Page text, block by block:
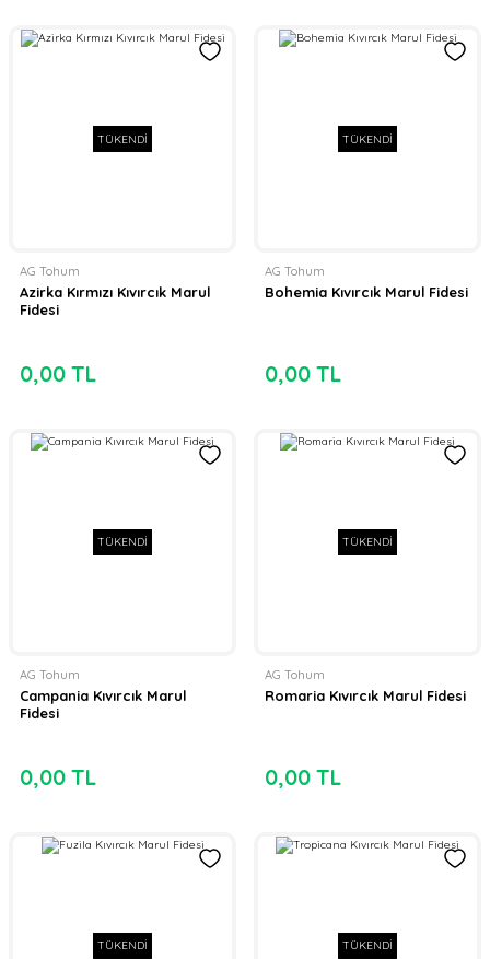
TÜKENDİ
AG Tohum
Azirka Kırmızı Kıvırcık Marul
Fidesi
0,00 TL
TÜKENDİ
AG Tohum
Bohemia Kıvırcık Marul Fidesi
0,00 TL
TÜKENDİ
AG Tohum
Campania Kıvırcık Marul
Fidesi
0,00 TL
TÜKENDİ
AG Tohum
Romaria Kıvırcık Marul Fidesi
0,00 TL
TÜKENDİ TÜKENDİ